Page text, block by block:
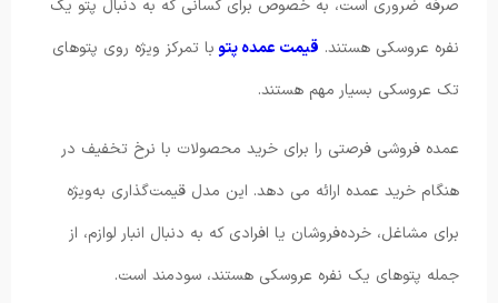
صرفه ضروری است، به خصوص برای کسانی که به دنبال پتو یک
نفره عروسکی هستند. قیمت عمده پتو با تمرکز ویژه روی پتوهای
تک عروسکی بسیار مهم هستند.
عمده فروشی فرصتی را برای خرید محصولات با نرخ تخفیف در
هنگام خرید عمده ارائه می دهد. این مدل قیمت‌گذاری به‌ویژه
برای مشاغل، خرده‌فروشان یا افرادی که به دنبال انبار لوازم، از
جمله پتوهای یک نفره عروسکی هستند، سودمند است.